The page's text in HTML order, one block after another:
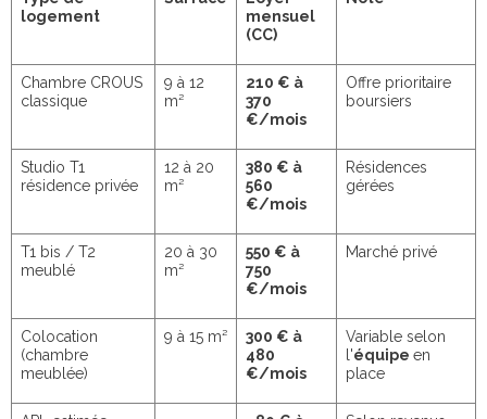
logement
mensuel
(CC)
Chambre CROUS
classique
9 à 12
m²
210 € à
370
€/mois
Offre prioritaire
boursiers
Studio T1
résidence privée
12 à 20
m²
380 € à
560
€/mois
Résidences
gérées
T1 bis / T2
meublé
20 à 30
m²
550 € à
750
€/mois
Marché privé
Colocation
(chambre
meublée)
9 à 15 m²
300 € à
480
€/mois
Variable selon
l'équipe en
place